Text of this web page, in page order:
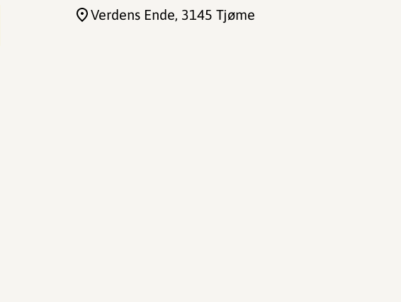
Verdens Ende, 3145 Tjøme